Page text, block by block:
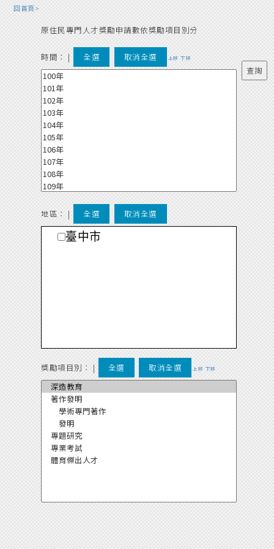
回首頁>
原住民專門人才獎勵申請數依獎勵項目別分
時間： | 全選 取消全選 上移 下移
地區： | 全選 取消全選
臺中市
獎勵項目別： | 全選 取消全選 上移 下移